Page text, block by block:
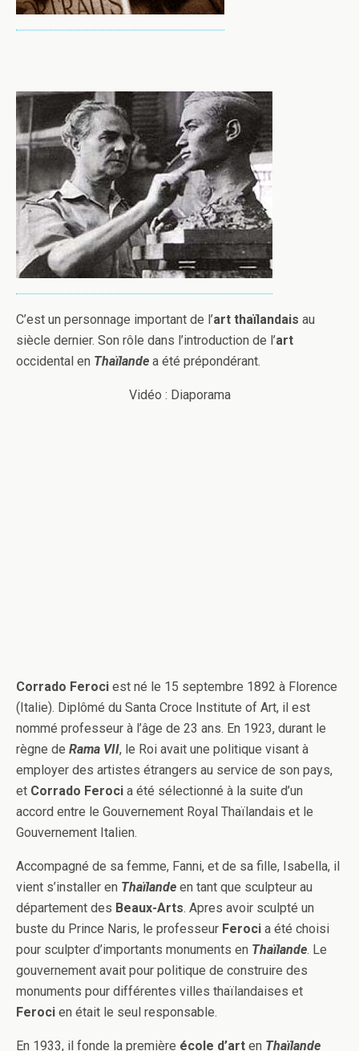
C’est un personnage important de l’art thaïlandais au
siècle dernier. Son rôle dans l’introduction de l’art
occidental en Thaïlande a été prépondérant.
Vidéo : Diaporama
Corrado Feroci est né le 15 septembre 1892 à Florence
(Italie). Diplômé du Santa Croce Institute of Art, il est
nommé professeur à l’âge de 23 ans. En 1923, durant le
règne de Rama VII, le Roi avait une politique visant à
employer des artistes étrangers au service de son pays,
et Corrado Feroci a été sélectionné à la suite d’un
accord entre le Gouvernement Royal Thaïlandais et le
Gouvernement Italien.
Accompagné de sa femme, Fanni, et de sa fille, Isabella, il
vient s’installer en Thaïlande en tant que sculpteur au
département des Beaux-Arts. Apres avoir sculpté un
buste du Prince Naris, le professeur Feroci a été choisi
pour sculpter d’importants monuments en Thaïlande. Le
gouvernement avait pour politique de construire des
monuments pour différentes villes thaïlandaises et
Feroci en était le seul responsable.
En 1933, il fonde la première école d’art en Thaïlande